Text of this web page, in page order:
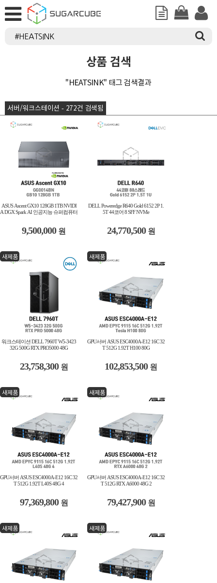
상품 검색
"HEATSINK" 태그 검색결과
서버/워크스테이션 - 272건 검색됨
ASUS Ascent GX10 128GB 1TB NVIDI
A DGX Spark AI 인공지능 슈퍼컴퓨터
9,500,000 원
DELL Poweredge R640 Gold 6152 2P 1.
5T 44코어 8 SFF NVMe
24,770,500 원
새제품
워크스테이션 DELL 7960T W5-3423
32G 500G RTX PRO5000 48G
23,758,300 원
새제품
GPU서버 ASUS ESC4000A-E12 16C 32
T 512G 1.92T H100 80G
102,853,500 원
새제품
GPU서버 ASUS ESC4000A-E12 16C 32
T 512G 1.92T L40S 48G 4
97,369,800 원
새제품
GPU서버 ASUS ESC4000A-E12 16C 32
T 512G RTX A6000 48G 2
79,427,900 원
새제품 새제품